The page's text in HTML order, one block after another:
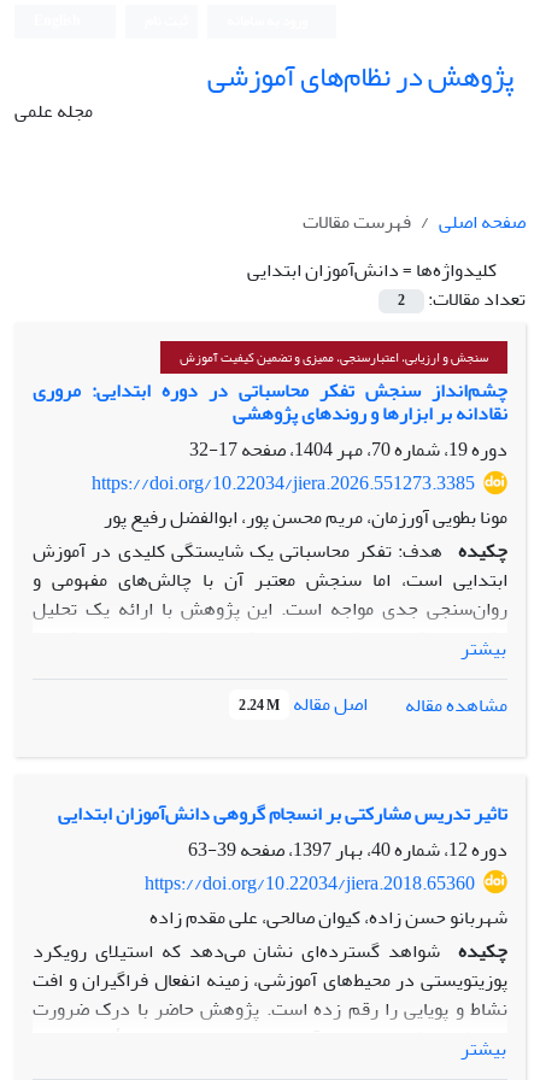
پژوهش در نظام‌های آموزشی
مجله علمی
صفحه اصلی
فهرست مقالات
کلیدواژه‌ها =دانش‌آموزان ابتدایی
تعداد مقالات:
2
سنجش و ارزیابی، اعتبارسنجی، ممیزی و تضمین کیفیت آموزش
چشم‌انداز سنجش تفکر محاسباتی در دوره ابتدایی: مروری
نقادانه بر ابزارها و روندهای پژوهشی
دوره 19، شماره 70، مهر 1404، صفحه
17-32
https://doi.org/10.22034/jiera.2026.551273.3385
مونا بطویی آورزمان، مریم محسن پور، ابوالفضل رفیع پور
چکیده هدف: تفکر محاسباتی یک شایستگی کلیدی در آموزش
ابتدایی است، اما سنجش معتبر آن با چالش‌های مفهومی و
روان‌سنجی جدی مواجه است. این پژوهش با ارائه یک تحلیل
تشخیصی، فراتر از طبقه‌بندی صرف ابزارها رفته و با رویکردی
دوگانه به این حوزه می‌پردازد: نخست، ترسیم نقشه علمی از
طریق تحلیل علم‌سنجی؛ و دوم، ارزیابی نقادانه ابزارهای سنجش
پایگاه‌های Scopus و Google Scholar را (۲۰۰۶-۲۰۲۵) پوشش داد،
۴۵ مقاله واجد شرایط شناسایی شد. تحلیل‌ها در دو فاز انجام
کلیدی از منظر مبانی نظری و ویژگی‌های روان‌سنجی.
یافته‏‌ها: تحلیل علم‌سنجی، میدانی با رشد سریع اما نامتوازن را
آشکار ساخت. نقشه هم‌رخدادی کلیدواژه‌ها نشان داد که تمرکز
شدید بر «کاربردها و ابزارهای برنامه‌نویسی» با غفلت از مفاهیم
کلیدی سنجش مانند «روایی» و «انصاف» همراه است. این شکاف
بیشتر
مشاهده مقاله
اصل مقاله 2.24 M
تاثیر تدریس مشارکتی بر انسجام گروهی دانش‌آموزان ابتدایی
دوره 12، شماره 40، بهار 1397، صفحه
39-63
https://doi.org/10.22034/jiera.2018.65360
شهربانو حسن زاده، کیوان صالحی، علی مقدم زاده
چکیده شواهد گسترده‌ای نشان می‌دهد که استیلای رویکرد
پوزیتویستی در محیط‌های آموزشی، زمینه انفعال فراگیران و افت
نشاط و پویایی را رقم زده است. پژوهش حاضر با درک ضرورت
سنجش رویکردهای نوین آموزشی، به بررسی میزان تأثیر تدریس
مشارکتی بر انسجام گروهی دانش‌آموزان ابتدایی پرداخته است.
بیشتر